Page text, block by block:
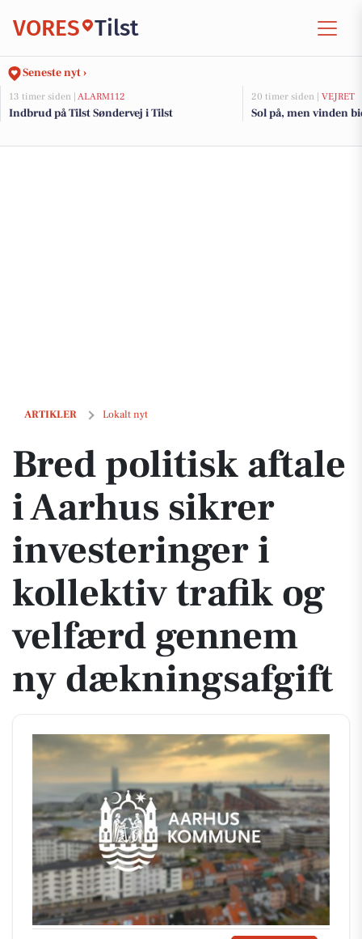
VORES Tilst
Seneste nyt ›
13 timer siden | ALARM112
Indbrud på Tilst Søndervej i Tilst
20 timer siden | VEJRET
Sol på, men vinden
ARTIKLER Lokalt nyt
Bred politisk aftale i Aarhus sikrer investeringer i kollektiv trafik og
Bred politisk aftale
i Aarhus sikrer
investeringer i
kollektiv trafik og
velfærd gennem
ny dækningsafgift